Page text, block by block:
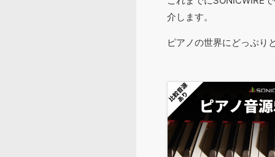
介します。
ピアノの世界にどっぷり